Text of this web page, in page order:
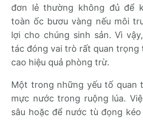
đơn lẻ thường không đủ để
toàn ốc bươu vàng nếu môi
lợi cho chúng sinh sản. Vì
tác đóng vai trò rất quan trọng
cao hiệu quả phòng trừ.
Một trong những yếu tố quan
mực nước trong ruộng lúa.
sâu hoặc để nước tù đọng